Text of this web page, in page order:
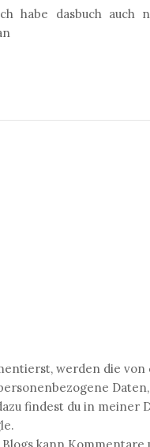
habe dasbuch auch
werden die
findest du in meiner